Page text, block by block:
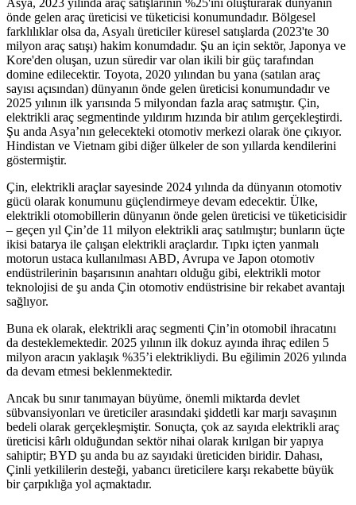
önde gelen araç üreticisi ve tüketicisi konumundadır. Bölgesel
farklılıklar olsa da, Asyalı üreticiler küresel satışlarda (2023'te 30
milyon araç satışı) hakim konumdadır. Şu an için sektör, Japonya ve
Kore'den oluşan, uzun süredir var olan ikili bir güç tarafından
domine edilecektir. Toyota, 2020 yılından bu yana (satılan araç
sayısı açısından) dünyanın önde gelen üreticisi konumundadır ve
2025 yılının ilk yarısında 5 milyondan fazla araç satmıştır. Çin,
elektrikli araç segmentinde yıldırım hızında bir atılım gerçekleştirdi.
Şu anda Asya’nın gelecekteki otomotiv merkezi olarak öne çıkıyor.
Hindistan ve Vietnam gibi diğer ülkeler de son yıllarda kendilerini
göstermiştir.
Çin, elektrikli araçlar sayesinde 2024 yılında da dünyanın otomotiv
gücü olarak konumunu güçlendirmeye devam edecektir. Ülke,
elektrikli otomobillerin dünyanın önde gelen üreticisi ve tüketicisidir
– geçen yıl Çin’de 11 milyon elektrikli araç satılmıştır; bunların üçte
ikisi batarya ile çalışan elektrikli araçlardır. Tıpkı içten yanmalı
motorun ustaca kullanılması ABD, Avrupa ve Japon otomotiv
endüstrilerinin başarısının anahtarı olduğu gibi, elektrikli motor
teknolojisi de şu anda Çin otomotiv endüstrisine bir rekabet avantajı
sağlıyor.
Buna ek olarak, elektrikli araç segmenti Çin’in otomobil ihracatını
da desteklemektedir. 2025 yılının ilk dokuz ayında ihraç edilen 5
milyon aracın yaklaşık %35’i elektrikliydi. Bu eğilimin 2026 yılında
da devam etmesi beklenmektedir.
Ancak bu sınır tanımayan büyüme, önemli miktarda devlet
sübvansiyonları ve üreticiler arasındaki şiddetli kar marjı savaşının
bedeli olarak gerçekleşmiştir. Sonuçta, çok az sayıda elektrikli araç
üreticisi kârlı olduğundan sektör nihai olarak kırılgan bir yapıya
sahiptir; BYD şu anda bu az sayıdaki üreticiden biridir. Dahası,
Çinli yetkililerin desteği, yabancı üreticilere karşı rekabette büyük
bir çarpıklığa yol açmaktadır.